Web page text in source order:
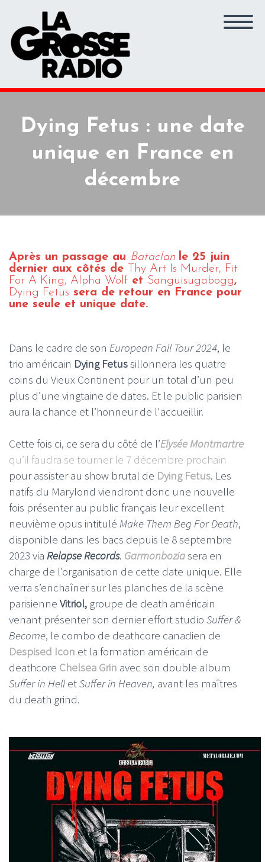
Dying Fetus : une date
unique en France en
décembre
Après un passage au Bataclan le 25 juin
dernier aux côtés de Thy Art Is Murder, Fit
For A King, Alpha Wolf et Sanguisugabogg,
Dying Fetus sera de retour en France pour
une seule et unique date.
Dans le cadre de son European Fall Tour 2024, le
trio américain Dying Fetussillonnera les quatre
coins du Vieux Continent pour un total d’un peu
plus d’une vingtaine de dates. Et le public parisien
aura la chance et l’honneur de l'accueillir.
Cette fois ci, ce sera du côté de l’Elysée Montmartre
qu’il faudra se tourner le 7 décembre prochain
pour assister au show brutal de Dying Fetus. Les
natifs du Marylond viendront donc une nouvelle
fois présenter au public français leur excellent
neuvième opus intitulé Make Them Beg For Death,
disponible dans les bacs depuis le 8 septembre
2023 via Relapse Records. Garmonboziasera en
charge de l’organisation de cette date unique. Elle
verra s’enchaîner sur les planches de la scène
parisienne Vitriol, groupe de death américain
venant présenter son dernier effort studio Suffer &
Become, le combo de deathcore canadien de
Despised Icon et la formation américain de
deathcore Chelsea Grin avec son double album
Suffer in HelletSuffer in Heaven, avant les maîtres
du death grind.